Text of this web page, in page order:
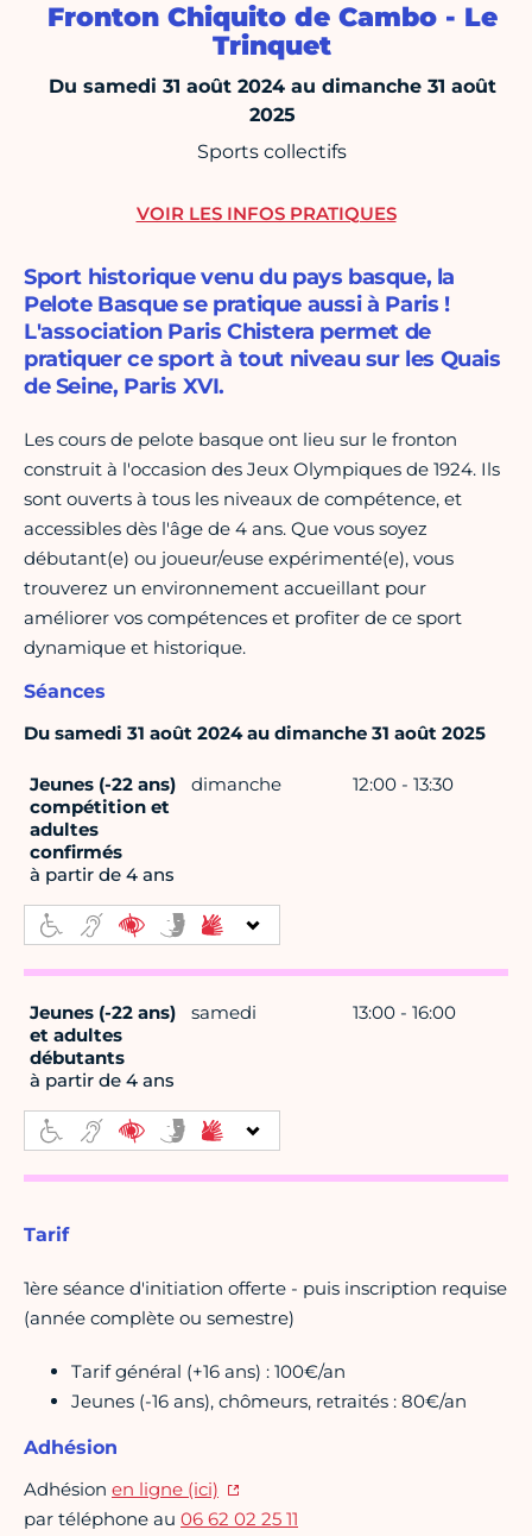
Fronton Chiquito de Cambo - Le
Trinquet
Du samedi 31 août 2024 au dimanche 31 août
2025
Sports collectifs
Sport historique venu du pays basque, la
Pelote Basque se pratique aussi à Paris !
L'association Paris Chistera permet de
pratiquer ce sport à tout niveau sur les Quais
de Seine, Paris XVI.
Les cours de pelote basque ont lieu sur le fronton
construit à l'occasion des Jeux Olympiques de 1924. Ils
sont ouverts à tous les niveaux de compétence, et
accessibles dès l'âge de 4 ans. Que vous soyez
débutant(e) ou joueur/euse expérimenté(e), vous
trouverez un environnement accueillant pour
améliorer vos compétences et profiter de ce sport
dynamique et historique.
Séances
Du samedi 31 août 2024 au dimanche 31 août 2025
Jeunes (-22 ans)
compétition et
adultes
confirmés
à partir de 4 ans
dimanche 12:00 - 13:30
Jeunes (-22 ans)
et adultes
débutants
à partir de 4 ans
samedi 13:00 - 16:00
Tarif
1ère séance d'initiation offerte - puis inscription requise
(année complète ou semestre)
Tarif général (+16 ans) : 100€/an
Jeunes (-16 ans), chômeurs, retraités : 80€/an
Adhésion
Adhésion en ligne (ici)
par téléphone au 06 62 02 25 11
VOIR LES INFOS PRATIQUES